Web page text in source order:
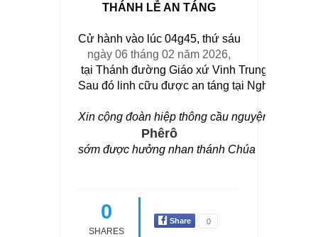
THÁNH LỄ AN TÁNG
Cử hành vào lúc 04g45, thứ sáu
ngày 06 tháng 02 năm 2026,
tại Thánh đường Giáo xứ Vinh Trung
Sau đó linh cữu được an táng tại Nghĩa Trang
Xin cộng đoàn hiệp thông cầu nguyện cho
Phêrô
sớm được hưởng nhan thánh Chúa
0
SHARES
Share 0